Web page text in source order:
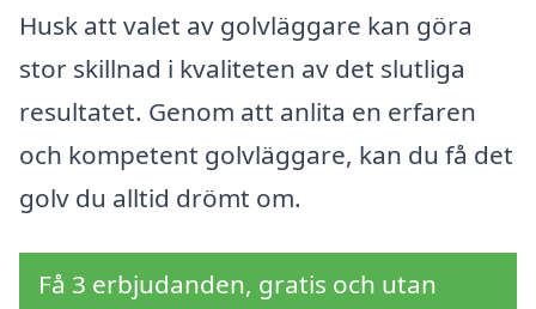
Husk att valet av golvläggare kan göra
stor skillnad i kvaliteten av det slutliga
resultatet. Genom att anlita en erfaren
och kompetent golvläggare, kan du få det
golv du alltid drömt om.
Få 3 erbjudanden, gratis och utan